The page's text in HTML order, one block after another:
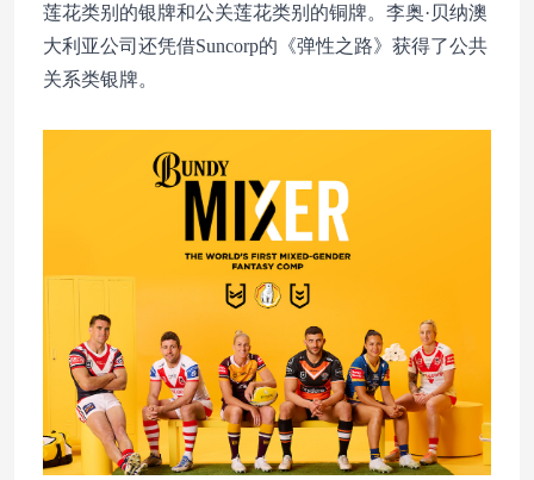
莲花类别的银牌和公关莲花类别的铜牌。李奥·贝纳澳
大利亚公司还凭借Suncorp的《弹性之路》获得了公共
关系类银牌。